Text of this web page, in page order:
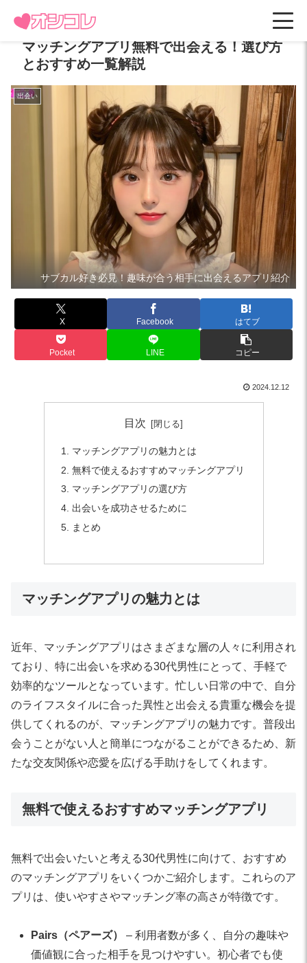
マッチングアプリ無料で出会える！選び方
とおすすめ一覧解説
出会い
サブカル好き必見！趣味が合う相手に出会えるアプリ紹介
X Facebook はてブ
Pocket LINE コピー
2024.12.12
目次
マッチングアプリの魅力とは
無料で使えるおすすめマッチングアプリ
マッチングアプリの選び方
出会いを成功させるために
まとめ
マッチングアプリの魅力とは
近年、マッチングアプリはさまざまな層の人々に利用され
ており、特に出会いを求める30代男性にとって、手軽で
効率的なツールとなっています。忙しい日常の中で、自分
のライフスタイルに合った異性と出会える貴重な機会を提
供してくれるのが、マッチングアプリの魅力です。普段出
会うことがない人と簡単につながることができるため、新
たな交友関係や恋愛を広げる手助けをしてくれます。
無料で使えるおすすめマッチングアプリ
無料で出会いたいと考える30代男性に向けて、おすすめ
のマッチングアプリをいくつかご紹介します。これらのア
プリは、使いやすさやマッチング率の高さが特徴です。
Pairs（ペアーズ）
– 利用者数が多く、自分の趣味や
価値観に合った相手を見つけやすい。初心者でも使